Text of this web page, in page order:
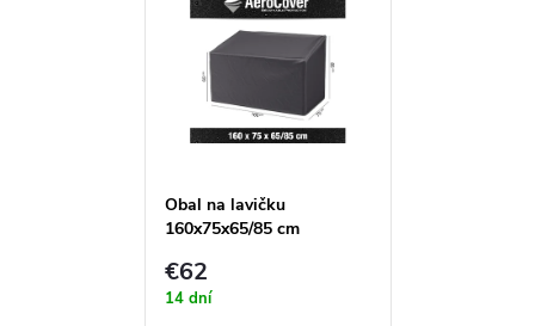
Obal na lavičku
160x75x65/85 cm
€62
14 dní